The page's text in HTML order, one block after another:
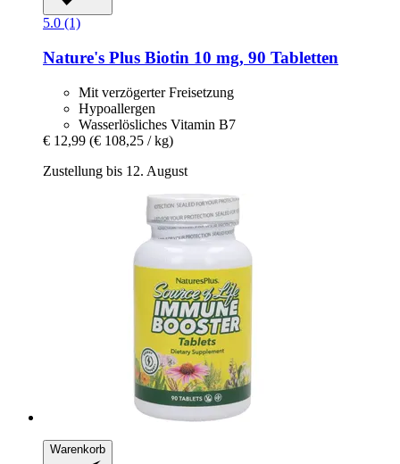
5.0 (1)
Nature's Plus Biotin 10 mg, 90 Tabletten
Mit verzögerter Freisetzung
Hypoallergen
Wasserlösliches Vitamin B7
€ 12,99 (€ 108,25 / kg)
Zustellung bis 12. August
Warenkorb